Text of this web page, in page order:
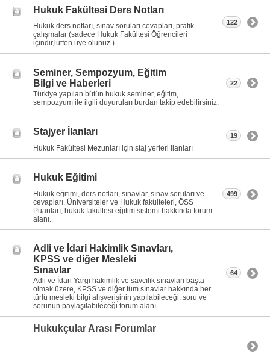
Hukuk Fakültesi Ders Notları
Hukuk ders notları, sınav soruları cevapları, pratik
çalışmalar (sadece Hukuk Fakültesi Öğrencileri
içindir,lütfen üye olunuz.)
122
Seminer, Sempozyum, Eğitim
Bilgi ve Haberleri
Türkiye yapılan bütün hukuk seminer, eğitim,
sempozyum ile ilgili duyuruları burdan takip edebilirsiniz.
22
Stajyer İlanları
Hukuk Fakültesi Mezunları için staj yerleri ilanları
19
Hukuk Eğitimi
Hukuk eğitimi, ders notları, sınavlar, sınav soruları ve
cevapları. Üniversiteler ve Hukuk fakülteleri, ÖSS
Puanları, hukuk fakültesi eğitim sistemi hakkında forum
alanı.
499
Adli ve İdari Hakimlik Sınavları,
KPSS ve diğer Mesleki
Sınavlar
Adli ve İdari Yargı hakimlik ve savcılık sınavları başta
olmak üzere, KPSS ve diğer tüm sınavlar hakkında her
türlü mesleki bilgi alışverişinin yapılabileceği; soru ve
sorunun paylaşılabileceği forum alanı.
64
Hukukçular Arası Forumlar